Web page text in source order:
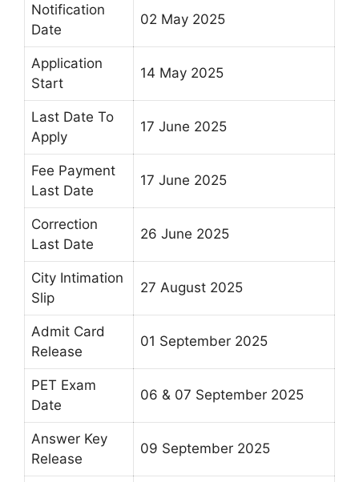
Notification
Date
02 May 2025
Application
Start
14 May 2025
Last Date To
Apply
17 June 2025
Fee Payment
Last Date
17 June 2025
Correction
Last Date
26 June 2025
City Intimation
Slip
27 August 2025
Admit Card
Release
01 September 2025
PET Exam
Date
06 & 07 September 2025
Answer Key
Release
09 September 2025